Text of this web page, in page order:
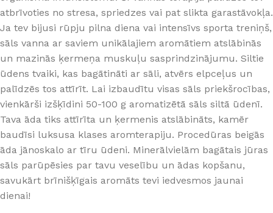
atbrīvoties no stresa, spriedzes vai pat slikta garastāvokļa.
Ja tev bijusi rūpju pilna diena vai intensīvs sporta treniņš,
sāls vanna ar saviem unikālajiem aromātiem atslābinās
un mazinās ķermeņa muskuļu sasprindzinājumu. Siltie
ūdens tvaiki, kas bagātināti ar sāli, atvērs elpceļus un
palīdzēs tos attīrīt. Lai izbaudītu visas sāls priekšrocības,
vienkārši izšķīdini 50-100 g aromatizētā sāls siltā ūdenī.
Tava āda tiks attīrīta un ķermenis atslābināts, kamēr
baudīsi luksusa klases aromterapiju. Procedūras beigās
āda jānoskalo ar tīru ūdeni. Minerālvielām bagātais jūras
sāls parūpēsies par tavu veselību un ādas kopšanu,
savukārt brīnišķīgais aromāts tevi iedvesmos jaunai
dienai!